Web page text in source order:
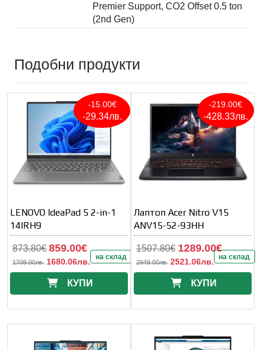
Premier Support, CO2 Offset 0.5 ton
(2nd Gen)
Подобни продукти
-15.00€
-29.34лв.
LENOVO IdeaPad 5 2-in-1
14IRH9
873.80€ 859.00€
1709.00лв. 1680.06лв. на склад
КУПИ
-219.00€
-428.33лв.
Лаптоп Acer Nitro V15
ANV15-52-93HH
1507.80€ 1289.00€
2949.00лв. 2521.06лв. на склад
КУПИ